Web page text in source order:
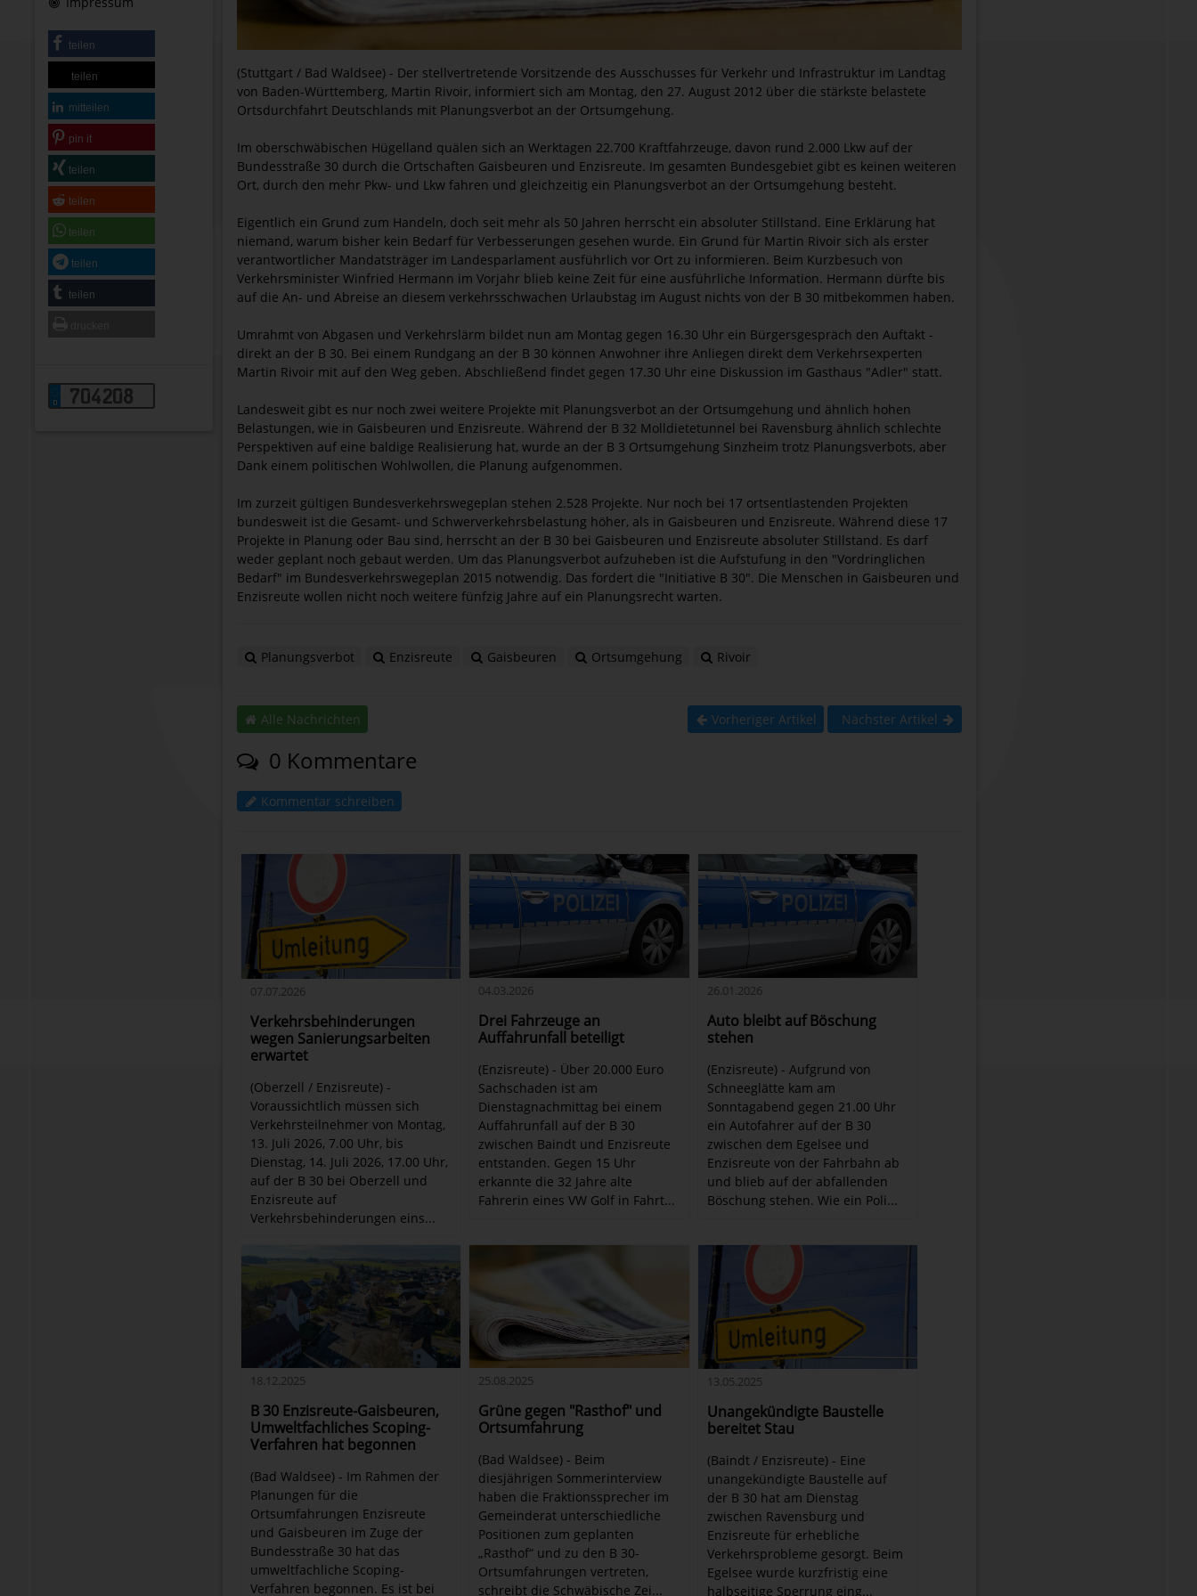
teilen
teilen
mitteilen
pin it
teilen
teilen
teilen
teilen
teilen
704208
(Stuttgart / Bad Waldsee) - Der stellvertretende Vorsitzende des Ausschusses für Verkehr und Infrastruktur im Landtag
von Baden-Württemberg, Martin Rivoir, informiert sich am Montag, den 27. August 2012 über die stärkste belastete
Ortsdurchfahrt Deutschlands mit Planungsverbot an der Ortsumgehung.
Im oberschwäbischen Hügelland quälen sich an Werktagen 22.700 Kraftfahrzeuge, davon rund 2.000 Lkw auf der
Bundesstraße 30 durch die Ortschaften Gaisbeuren und Enzisreute. Im gesamten Bundesgebiet gibt es keinen weiteren
Ort, durch den mehr Pkw- und Lkw fahren und gleichzeitig ein Planungsverbot an der Ortsumgehung besteht.
Eigentlich ein Grund zum Handeln, doch seit mehr als 50 Jahren herrscht ein absoluter Stillstand. Eine Erklärung hat
niemand, warum bisher kein Bedarf für Verbesserungen gesehen wurde. Ein Grund für Martin Rivoir sich als erster
verantwortlicher Mandatsträger im Landesparlament ausführlich vor Ort zu informieren. Beim Kurzbesuch von
Verkehrsminister Winfried Hermann im Vorjahr blieb keine Zeit für eine ausführliche Information. Hermann dürfte bis
auf die An- und Abreise an diesem verkehrsschwachen Urlaubstag im August nichts von der B 30 mitbekommen haben.
Umrahmt von Abgasen und Verkehrslärm bildet nun am Montag gegen 16.30 Uhr ein Bürgersgespräch den Auftakt -
direkt an der B 30. Bei einem Rundgang an der B 30 können Anwohner ihre Anliegen direkt dem Verkehrsexperten
Martin Rivoir mit auf den Weg geben. Abschließend findet gegen 17.30 Uhr eine Diskussion im Gasthaus "Adler" statt.
Landesweit gibt es nur noch zwei weitere Projekte mit Planungsverbot an der Ortsumgehung und ähnlich hohen
Belastungen, wie in Gaisbeuren und Enzisreute. Während der B 32 Molldietetunnel bei Ravensburg ähnlich schlechte
Perspektiven auf eine baldige Realisierung hat, wurde an der B 3 Ortsumgehung Sinzheim trotz Planungsverbots, aber
Dank einem politischen Wohlwollen, die Planung aufgenommen.
Im zurzeit gültigen Bundesverkehrswegeplan stehen 2.528 Projekte. Nur noch bei 17 ortsentlastenden Projekten
bundesweit ist die Gesamt- und Schwerverkehrsbelastung höher, als in Gaisbeuren und Enzisreute. Während diese 17
Projekte in Planung oder Bau sind, herrscht an der B 30 bei Gaisbeuren und Enzisreute absoluter Stillstand. Es darf
weder geplant noch gebaut werden. Um das Planungsverbot aufzuheben ist die Aufstufung in den "Vordringlichen
Bedarf" im Bundesverkehrswegeplan 2015 notwendig. Das fordert die "Initiative B 30". Die Menschen in Gaisbeuren und
Enzisreute wollen nicht noch weitere fünfzig Jahre auf ein Planungsrecht warten.
Planungsverbot Enzisreute Gaisbeuren Ortsumgehung Rivoir
Alle Nachrichten Vorheriger Artikel Nächster Artikel
0 Kommentare
Kommentar schreiben
07.07.2026
Verkehrsbehinderungen
wegen Sanierungsarbeiten
erwartet
(Oberzell / Enzisreute) -
Voraussichtlich müssen sich
Verkehrsteilnehmer von Montag,
13. Juli 2026, 7.00 Uhr, bis
Dienstag, 14. Juli 2026, 17.00 Uhr,
auf der B 30 bei Oberzell und
Enzisreute auf
Verkehrsbehinderungen eins...
04.03.2026
Drei Fahrzeuge an
Auffahrunfall beteiligt
(Enzisreute) - Über 20.000 Euro
Sachschaden ist am
Dienstagnachmittag bei einem
Auffahrunfall auf der B 30
zwischen Baindt und Enzisreute
entstanden. Gegen 15 Uhr
erkannte die 32 Jahre alte
Fahrerin eines VW Golf in Fahrt...
26.01.2026
Auto bleibt auf Böschung
stehen
(Enzisreute) - Aufgrund von
Schneeglätte kam am
Sonntagabend gegen 21.00 Uhr
ein Autofahrer auf der B 30
zwischen dem Egelsee und
Enzisreute von der Fahrbahn ab
und blieb auf der abfallenden
Böschung stehen. Wie ein Poli...
18.12.2025
B 30 Enzisreute-Gaisbeuren,
Umweltfachliches Scoping-
Verfahren hat begonnen
(Bad Waldsee) - Im Rahmen der
Planungen für die
Ortsumfahrungen Enzisreute
und Gaisbeuren im Zuge der
Bundesstraße 30 hat das
umweltfachliche Scoping-
Verfahren begonnen. Es ist bei
25.08.2025
Grüne gegen "Rasthof" und
Ortsumfahrung
(Bad Waldsee) - Beim
diesjährigen Sommerinterview
haben die Fraktionssprecher im
Gemeinderat unterschiedliche
Positionen zum geplanten
„Rasthof“ und zu den B 30-
Ortsumfahrungen vertreten,
schreibt die Schwäbische Zei...
13.05.2025
Unangekündigte Baustelle
bereitet Stau
(Baindt / Enzisreute) - Eine
unangekündigte Baustelle auf
der B 30 hat am Dienstag
zwischen Ravensburg und
Enzisreute für erhebliche
Verkehrsprobleme gesorgt. Beim
Egelsee wurde kurzfristig eine
halbseitige Sperrung eing...